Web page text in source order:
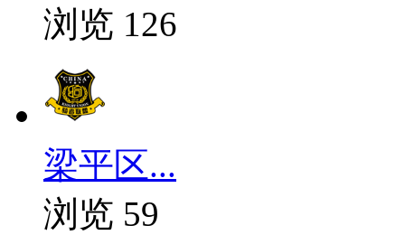
浏览 126
梁平区...
浏览 59